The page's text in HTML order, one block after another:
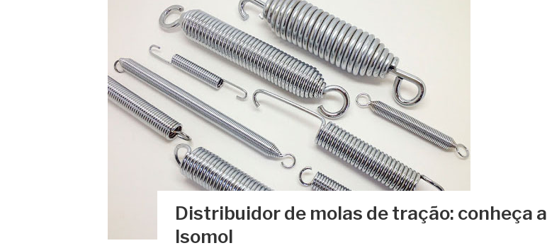
Distribuidor de molas de tração: conheça a
Isomol